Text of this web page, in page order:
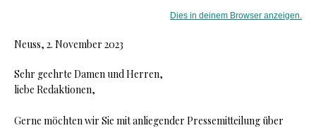
Dies in deinem Browser anzeigen.
Neuss, 2. November 2023
Sehr geehrte Damen und Herren,
liebe Redaktionen,
Gerne möchten wir Sie mit anliegender Pressemitteilung über